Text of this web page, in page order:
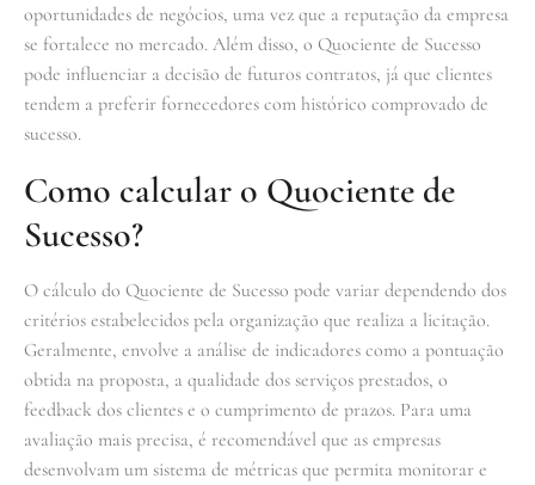
oportunidades de negócios, uma vez que a reputação da empresa
se fortalece no mercado. Além disso, o Quociente de Sucesso
pode influenciar a decisão de futuros contratos, já que clientes
tendem a preferir fornecedores com histórico comprovado de
sucesso.
Como calcular o Quociente de
Sucesso?
O cálculo do Quociente de Sucesso pode variar dependendo dos
critérios estabelecidos pela organização que realiza a licitação.
Geralmente, envolve a análise de indicadores como a pontuação
obtida na proposta, a qualidade dos serviços prestados, o
feedback dos clientes e o cumprimento de prazos. Para uma
avaliação mais precisa, é recomendável que as empresas
desenvolvam um sistema de métricas que permita monitorar e